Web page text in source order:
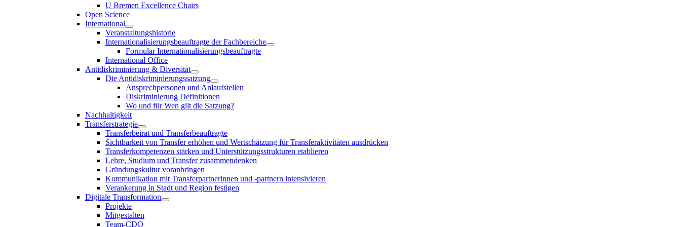
U Bremen Excellence Chairs
Open Science
International
Veranstaltungshistorie
Internationalisierungsbeauftragte der Fachbereiche
Formular Internationalisierungsbeauftragte
International Office
Antidiskriminierung & Diversität
Die Antidiskriminierungssatzung
Ansprechpersonen und Anlaufstellen
Diskriminierung Definitionen
Wo und für Wen gilt die Satzung?
Nachhaltigkeit
Transferstrategie
Transferbeirat und Transferbeauftragte
Sichtbarkeit von Transfer erhöhen und Wertschätzung für Transferaktivitäten ausdrücken
Transferkompetenzen stärken und Unterstützungsstrukturen etablieren
Lehre, Studium und Transfer zusammendenken
Gründungskultur voranbringen
Kommunikation mit Transferpartnerinnen und -partnern intensivieren
Verankerung in Stadt und Region festigen
Digitale Transformation
Projekte
Mitgestalten
Team-CDO